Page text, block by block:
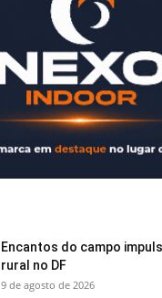
Encantos do campo
rural no DF
9 de agosto de 2026